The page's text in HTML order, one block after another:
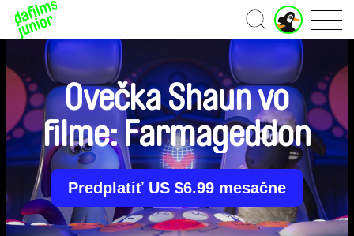
Domov
J
u
n
i
r
ú
č
e
t
Ovečka Shaun vo
filme: Farmageddon
Predplatiť US $6.99 mesačne